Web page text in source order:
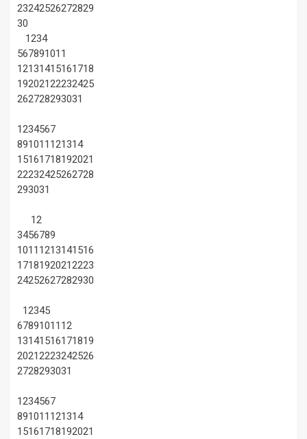
23242526272829
30
1234
567891011
12131415161718
19202122232425
262728293031
1234567
891011 121314
15161718192021
22232425262728
293031
12
3456789
1011 1213141516
17181920212223
24252627282930
12345
67891011 12
13141516171819
20212223242526
2728293031
1234567
891011 121314
15161718192021